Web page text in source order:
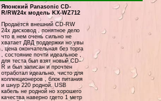
Японский Panasonic CD-
R/RW24x модель KX-WZ712
Продаётся внешний CD-RW
24x дисковод , понятное дело
что в нем очень сильно не
хватает ДВД поддержки но увы
, цена окончательная без торга
, состояние почти идеальное ,
для теста был взят новый CD-
R и был записан и прочтен
отработал идеально, чисто для
коллекционеров , блок питания
и шнур 220 родной. USB
кабель не родной но хорошего
качества наверно гдето 1 метр